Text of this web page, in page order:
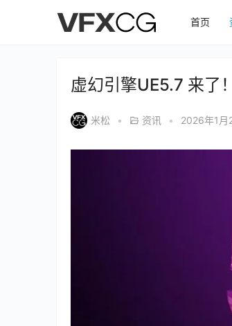
首页
虚幻引擎UE5.7 来了
米松 • 资讯 • 2026年1月